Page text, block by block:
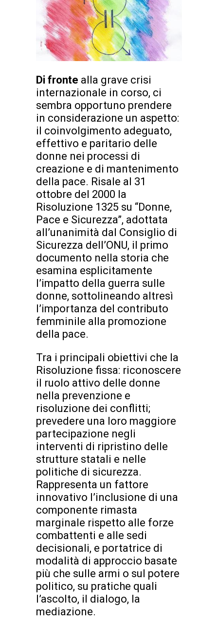
Di fronte alla grave crisi
internazionale in corso, ci
sembra opportuno prendere
in considerazione un aspetto:
il coinvolgimento adeguato,
effettivo e paritario delle
donne nei processi di
creazione e di mantenimento
della pace. Risale al 31
ottobre del 2000 la
Risoluzione 1325 su “Donne,
Pace e Sicurezza”, adottata
all’unanimità dal Consiglio di
Sicurezza dell’ONU, il primo
documento nella storia che
esamina esplicitamente
l’impatto della guerra sulle
donne, sottolineando altresì
l’importanza del contributo
femminile alla promozione
della pace.
Tra i principali obiettivi che la
Risoluzione fissa: riconoscere
il ruolo attivo delle donne
nella prevenzione e
risoluzione dei conflitti;
prevedere una loro maggiore
partecipazione negli
interventi di ripristino delle
strutture statali e nelle
politiche di sicurezza.
Rappresenta un fattore
innovativo l’inclusione di una
componente rimasta
marginale rispetto alle forze
combattenti e alle sedi
decisionali, e portatrice di
modalità di approccio basate
più che sulle armi o sul potere
politico, su pratiche quali
l’ascolto, il dialogo, la
mediazione.